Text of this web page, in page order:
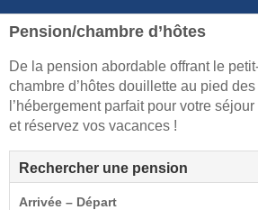
Pension/chambre d’hôtes
De la pension abordable offrant le
chambre d’hôtes douillette au pied
l’hébergement parfait pour votre
et réservez vos vacances !
Rechercher une pension
Arrivée – Départ